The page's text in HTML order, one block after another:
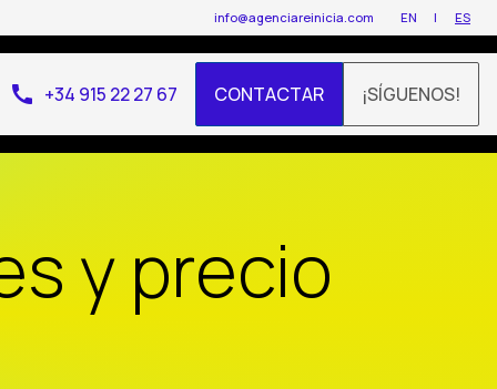
info@agenciareinicia.com EN ES
call +34 915 22 27 67 CONTACTAR ¡SÍGUENOS!
y precio